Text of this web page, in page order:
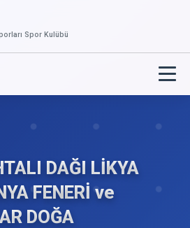
Spor Kulübü
DAĞI LİKYA
FENERİ ve
DOĞA